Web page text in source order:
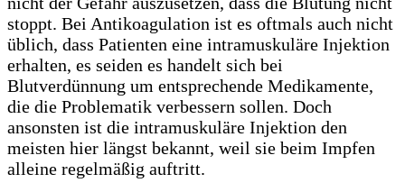
stoppt. Bei Antikoagulation ist es oftmals auch nicht
üblich, dass Patienten eine intramuskuläre Injektion
erhalten, es seiden es handelt sich bei
Blutverdünnung um entsprechende Medikamente,
die die Problematik verbessern sollen. Doch
ansonsten ist die intramuskuläre Injektion den
meisten hier längst bekannt, weil sie beim Impfen
alleine regelmäßig auftritt.